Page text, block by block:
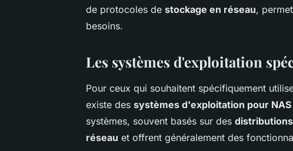
de protocoles de stockage en réseau,
besoins.
Les systèmes d'exploitation
Pour ceux qui souhaitent spécifiquement
existe des systèmes d'exploitation pour NAS
systèmes, souvent basés sur des
réseau et offrent généralement des